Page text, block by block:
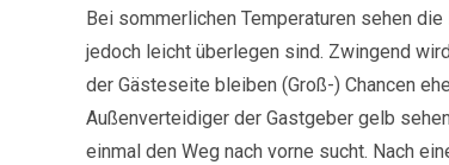
Bei sommerlichen Temperaturen sehen
jedoch leicht überlegen sind. Zwingend
der Gästeseite bleiben (Groß-) Chancen
Außenverteidiger der Gastgeber gelb
einmal den Weg nach vorne sucht. Nach